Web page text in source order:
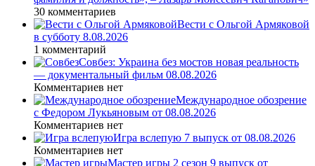
30 комментариев
Вести с Ольгой Армяковой
в субботу 8.08.2026
1 комментарий
Совбез: Украина без мостов новая реальность
— документальный фильм 08.08.2026
Комментариев нет
Международное обозрение
с Федором Лукьяновым от 08.08.2026
Комментариев нет
Игра вслепую 7 выпуск от 08.08.2026
Комментариев нет
Мастер игры 2 сезон 9 выпуск от